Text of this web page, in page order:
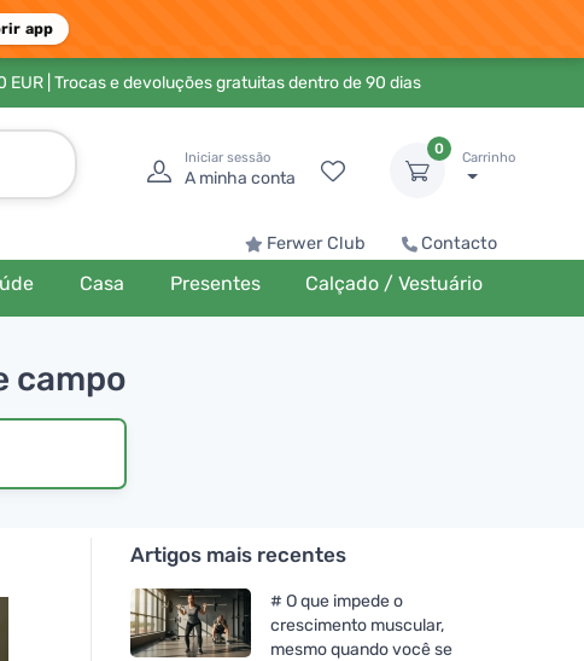
app
EUR| Trocas e devoluções gratuitas dentro de 90 dias
Iniciar sessão
A minha conta
0
Carrinho
Ferwer Club Contacto
Casa Presentes Calçado / Vestuário
campo
Artigos mais recentes
# O que impede o
crescimento muscular,
mesmo quando você se